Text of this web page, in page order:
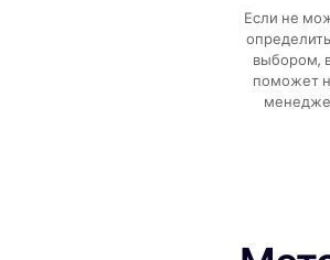
Если не
выбором,
поможет